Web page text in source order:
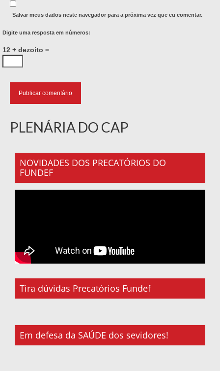
Salvar meus dados neste navegador para a próxima vez que eu comentar.
Digite uma resposta em números:
12 + dezoito =
PLENÁRIA DO CAP
NOVIDADES DOS PRECATÓRIOS DO
FUNDEF
Tira dúvidas Precatórios Fundef
Em defesa da SAÚDE dos sevidores!